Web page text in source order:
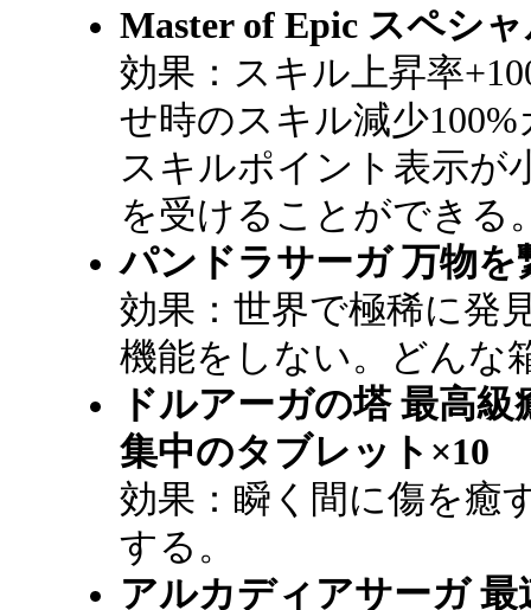
Master of Epic スペシ
効果：スキル上昇率
せ時のスキル減少
スキルポイント表示が
を受けることができる
パンドラサーガ 万物を
効果：世界で極稀に発
機能をしない。どんな
ドルアーガの塔 最高
集中のタブレット×10
効果：瞬く間に傷を癒
する。
アルカディアサーガ 最